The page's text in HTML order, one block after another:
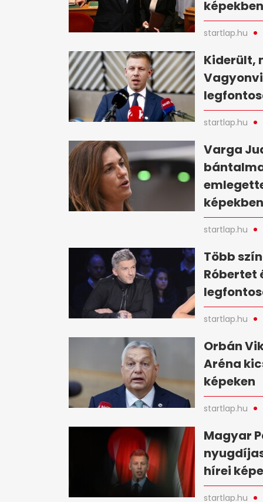
képekben
startlap.hu
Kiderült,
startlap.hu
Varga
képekben
startlap.hu
Több
Róbertet
startlap.hu
Orbán
Aréna
képeken
startlap.hu
Magyar
hírei
startlap.hu